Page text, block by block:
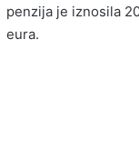
penzija je iznosila
eura.